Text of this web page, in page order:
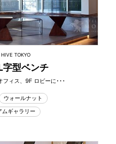
TOKYO
字型ベンチ
フィス、9F ロビーに･･･
ウォールナット
ムギャラリー